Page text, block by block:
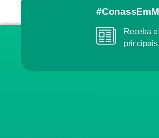
Receba o conteúdo semanal do Conass com as